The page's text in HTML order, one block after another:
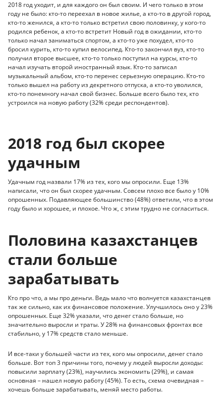
2018 год уходит, и для каждого он был своим. И чего только в этом
году не было: кто-то переехал в новое жилье, а кто-то в другой город,
кто-то женился, а кто-то только встретил свою половинку, у кого-то
родился ребенок, а кто-то встретит Новый год в ожидании, кто-то
только начал заниматься спортом, а кто-то уже похудел, кто-то
бросил курить, кто-то купил велосипед. Кто-то закончил вуз, кто-то
получил второе высшее, кто-то только поступил на курсы, кто-то
начал изучать второй иностранный язык. Кто-то записал
музыкальный альбом, кто-то перенес серьезную операцию. Кто-то
только вышел на работу из декретного отпуска, а кто-то уволился,
кто-то понемногу начал свой бизнес. Больше всего было тех, кто
устроился на новую работу (32% среди респондентов).
2018 год был скорее
удачным
Удачным год назвали 17% из тех, кого мы опросили. Еще 13%
написали, что он был скорее удачным. Совсем плохо все было у 10%
опрошенных. Подавляющее большинство (48%) ответили, что в этом
году было и хорошее, и плохое. Что ж, с этим трудно не согласиться.
Половина казахстанцев
стали больше
зарабатывать
Кто про что, а мы про деньги. Ведь мало что волнуется казахстанцев
так же сильно, как их финансовое положение. Улучшилось оно у 23%
опрошенных. Еще 32% указали, что денег стало больше, но
значительно выросли и траты. У 28% на финансовых фронтах все
стабильно, у 17% средств стало меньше.
И все-таки у большей части из тех, кого мы опросили, денег стало
больше. Вот топ 3 причины того, почему у людей выросли доходы:
повысили зарплату (23%), научились экономить (29%), и самая
основная – нашел новую работу (45%). То есть, схема очевидная –
хочешь больше зарабатывать, меняй место работы.